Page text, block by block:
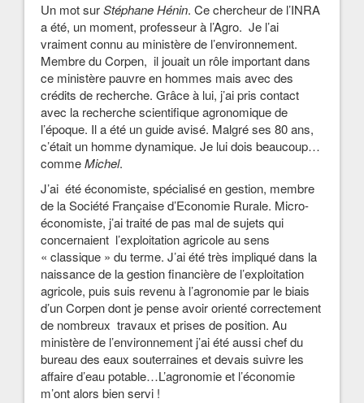
Un mot surStéphane Hénin. Ce chercheur de l’INRA
a été, un moment, professeur à l’Agro. Je l’ai
vraiment connu au ministère de l’environnement.
Membre du Corpen, il jouait un rôle important dans
ce ministère pauvre en hommes mais avec des
crédits de recherche. Grâce à lui, j’ai pris contact
avec la recherche scientifique agronomique de
l’époque. Il a été un guide avisé. Malgré ses 80 ans,
c’était un homme dynamique. Je lui dois beaucoup…
commeMichel.
J’ai été économiste, spécialisé en gestion, membre
de la Société Française d’Economie Rurale. Micro-
économiste, j’ai traité de pas mal de sujets qui
concernaient l’exploitation agricole au sens
« classique » du terme. J’ai été très impliqué dans la
naissance de la gestion financière de l’exploitation
agricole, puis suis revenu à l’agronomie par le biais
d’un Corpen dont je pense avoir orienté correctement
de nombreux travaux et prises de position. Au
ministère de l’environnement j’ai été aussi chef du
bureau des eaux souterraines et devais suivre les
affaire d’eau potable…L’agronomie et l’économie
m’ont alors bien servi !